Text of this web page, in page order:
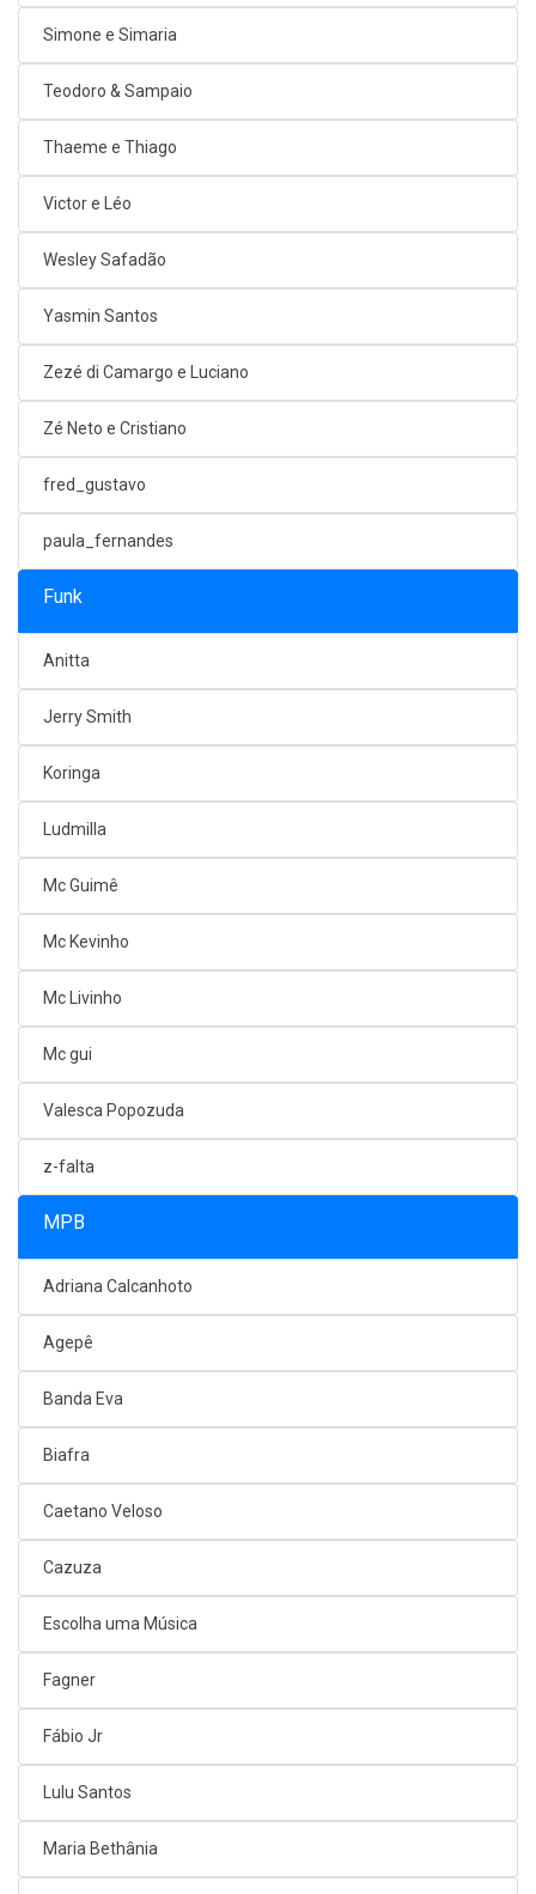
Simone e Simaria
Teodoro & Sampaio
Thaeme e Thiago
Victor e Léo
Wesley Safadão
Yasmin Santos
Zezé di Camargo e Luciano
Zé Neto e Cristiano
fred_gustavo
paula_fernandes
Funk
Anitta
Jerry Smith
Koringa
Ludmilla
Mc Guimê
Mc Kevinho
Mc Livinho
Mc gui
Valesca Popozuda
z-falta
MPB
Adriana Calcanhoto
Agepê
Banda Eva
Biafra
Caetano Veloso
Cazuza
Escolha uma Música
Fagner
Fábio Jr
Lulu Santos
Maria Bethânia